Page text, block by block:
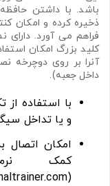
باشد. با داشتن
ذخیره کرده و امکان
فراهم می آورد. دارای
کلید بزرگ امکان
آنرا بر روی دوچرخه
داخل جعبه).
و یا تداخل
امکان اتصال
کمک
(polarpersonaltrainer.com)